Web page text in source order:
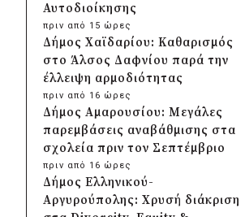
Αυτοδιοίκησης
πριν από 15 ώρες
Δήμος Χαϊδαρίου: Καθαρισμός
στο Άλσος Δαφνίου παρά την
έλλειψη αρμοδιότητας
πριν από 16 ώρες
Δήμος Αμαρουσίου: Μεγάλες
παρεμβάσεις αναβάθμισης στα
σχολεία πριν τον Σεπτέμβριο
πριν από 16 ώρες
Δήμος Ελληνικού-
Αργυρούπολης: Χρυσή διάκριση